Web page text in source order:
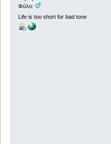
Φύλο:
Life is too short for bad tone